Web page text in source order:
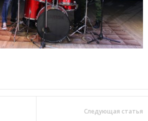
Следующая статья